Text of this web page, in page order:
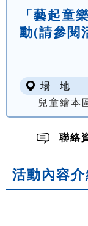
「藝起童
動(請參閱
場 地
兒童繪本
聯絡
活動內容介